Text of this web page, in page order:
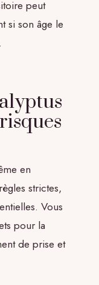
peut
si son âge le
en
strictes,
Vous
pour la
de prise et